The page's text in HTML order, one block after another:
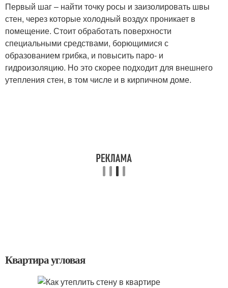
Первый шаг – найти точку росы и заизолировать швы
стен, через которые холодный воздух проникает в
помещение. Стоит обработать поверхности
специальными средствами, борющимися с
образованием грибка, и повысить паро- и
гидроизоляцию. Но это скорее подходит для внешнего
утепления стен, в том числе и в кирпичном доме.
Квартира угловая